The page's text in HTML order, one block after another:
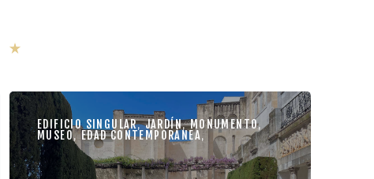
EDIFICIO SINGULAR,JARDÍN,MONUMENTO,
MUSEO,EDAD CONTEMPORÁNEA,